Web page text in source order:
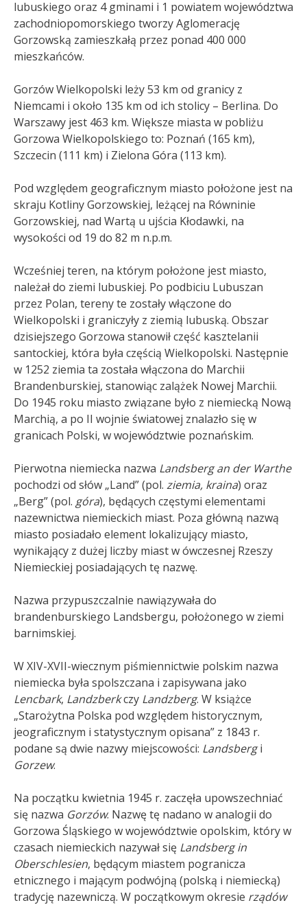
lubuskiego oraz 4 gminami i 1 powiatem województwa
zachodniopomorskiego tworzy Aglomerację
Gorzowską zamieszkałą przez ponad 400 000
mieszkańców.
Gorzów Wielkopolski leży 53 km od granicy z
Niemcami i około 135 km od ich stolicy – Berlina. Do
Warszawy jest 463 km. Większe miasta w pobliżu
Gorzowa Wielkopolskiego to: Poznań (165 km),
Szczecin (111 km) i Zielona Góra (113 km).
Pod względem geograficznym miasto położone jest na
skraju Kotliny Gorzowskiej, leżącej na Równinie
Gorzowskiej, nad Wartą u ujścia Kłodawki, na
wysokości od 19 do 82 m n.p.m.
Wcześniej teren, na którym położone jest miasto,
należał do ziemi lubuskiej. Po podbiciu Lubuszan
przez Polan, tereny te zostały włączone do
Wielkopolski i graniczyły z ziemią lubuską. Obszar
dzisiejszego Gorzowa stanowił część kasztelanii
santockiej, która była częścią Wielkopolski. Następnie
w 1252 ziemia ta została włączona do Marchii
Brandenburskiej, stanowiąc zalążek Nowej Marchii.
Do 1945 roku miasto związane było z niemiecką Nową
Marchią, a po II wojnie światowej znalazło się w
granicach Polski, w województwie poznańskim.
Pierwotna niemiecka nazwa Landsberg an der Warthe
pochodzi od słów „Land” (pol. ziemia, kraina) oraz
„Berg” (pol. góra), będących częstymi elementami
nazewnictwa niemieckich miast. Poza główną nazwą
miasto posiadało element lokalizujący miasto,
wynikający z dużej liczby miast w ówczesnej Rzeszy
Niemieckiej posiadających tę nazwę.
Nazwa przypuszczalnie nawiązywała do
brandenburskiego Landsbergu, położonego w ziemi
barnimskiej.
W XIV-XVII-wiecznym piśmiennictwie polskim nazwa
niemiecka była spolszczana i zapisywana jako
Lencbark, Landzberkczy Landzberg. W książce
„Starożytna Polska pod względem historycznym,
jeograficznym i statystycznym opisana” z 1843 r.
podane są dwie nazwy miejscowości: Landsbergi
Gorzew.
Na początku kwietnia 1945 r. zaczęła upowszechniać
się nazwa Gorzów. Nazwę tę nadano w analogii do
Gorzowa Śląskiego w województwie opolskim, który w
czasach niemieckich nazywał się Landsberg in
Oberschlesien, będącym miastem pogranicza
etnicznego i mającym podwójną (polską i niemiecką)
tradycję nazewniczą. W początkowym okresie rządów